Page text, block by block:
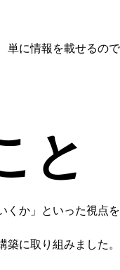
単に情報を載せるので
と
くか」といった視点を
に取り組みました。